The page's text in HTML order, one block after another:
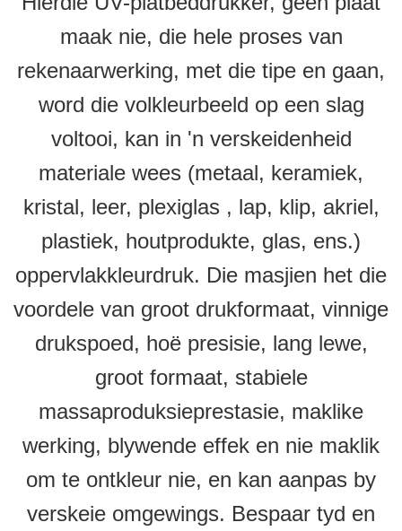
maak nie, die hele proses van
rekenaarwerking, met die tipe en gaan,
word die volkleurbeeld op een slag
voltooi, kan in 'n verskeidenheid
materiale wees (metaal, keramiek,
kristal, leer, plexiglas , lap, klip, akriel,
plastiek, houtprodukte, glas, ens.)
oppervlakkleurdruk. Die masjien het die
voordele van groot drukformaat, vinnige
drukspoed, hoë presisie, lang lewe,
groot formaat, stabiele
massaproduksieprestasie, maklike
werking, blywende effek en nie maklik
om te ontkleur nie, en kan aanpas by
verskeie omgewings. Bespaar tyd en